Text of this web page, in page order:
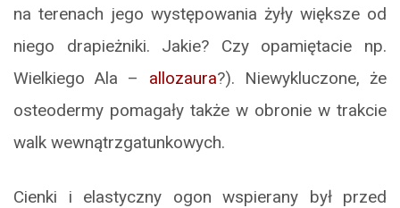
na terenach jego występowania żyły większe od
niego drapieżniki. Jakie? Czy opamiętacie np.
Wielkiego Ala – allozaura?). Niewykluczone, że
osteodermy pomagały także w obronie w trakcie
walk wewnątrzgatunkowych.
Cienki i elastyczny ogon wspierany był przed